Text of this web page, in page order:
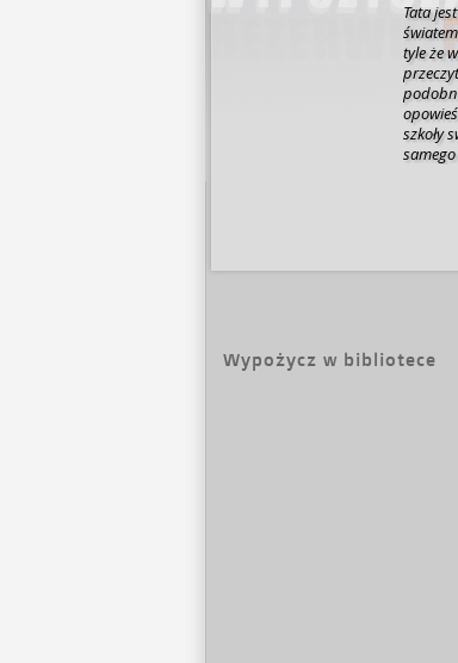
Tata
tyle że wąsata. A jak człowiek
podobną do
szkoły
pełnych
Wypożycz w bibliotece